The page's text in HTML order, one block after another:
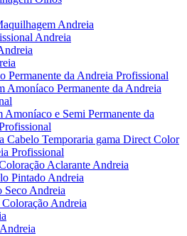
Andreia
Andreia
Permanente da Andreia Profissional
Amoníaco Permanente da Andreia
Amoníaco e Semi Permanente da
Cabelo Temporaria gama Direct Color
Profissional
Aclarante Andreia
Pintado Andreia
Seco Andreia
Coloração Andreia